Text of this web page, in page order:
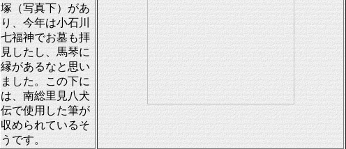
塚（写真下）があ
り、今年は小石川
七福神でお墓も拝
見したし、馬琴に
縁があるなと思い
ました。この下に
は、南総里見八犬
伝で使用した筆が
収められているそ
うです。